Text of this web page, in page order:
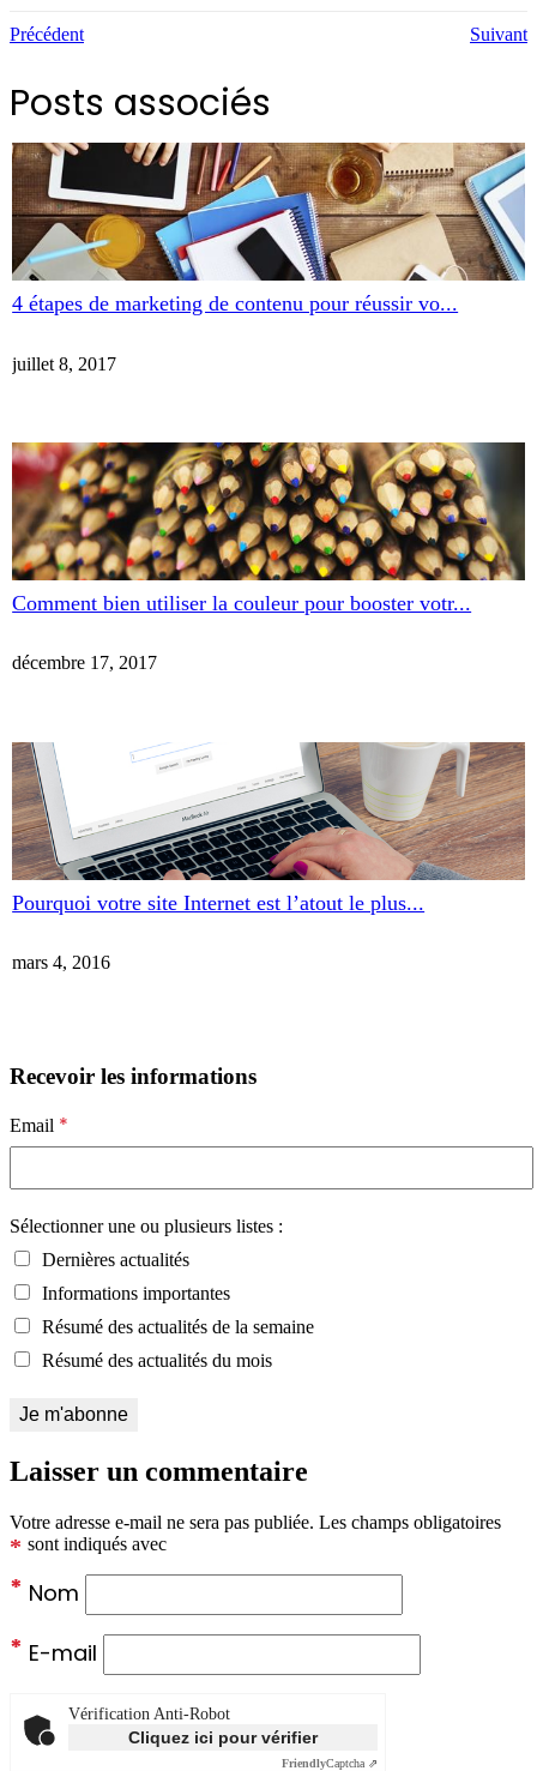
Précédent Suivant
Posts associés
4 étapes de marketing de contenu pour réussir vo...
juillet 8, 2017
Comment bien utiliser la couleur pour booster votr...
décembre 17, 2017
Pourquoi votre site Internet est l’atout le plus...
mars 4, 2016
Recevoir les informations
Email *
Sélectionner une ou plusieurs listes :
Dernières actualités
Informations importantes
Résumé des actualités de la semaine
Résumé des actualités du mois
Laisser un commentaire
Votre adresse e-mail ne sera pas publiée. Les champs obligatoires
sont indiqués avec
*
Nom
*
E-mail
*
Vérification Anti-Robot
Cliquez ici pour vérifier
FriendlyCaptcha ⇗